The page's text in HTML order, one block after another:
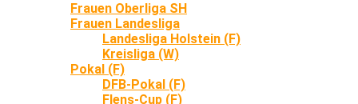
Frauen Oberliga SH
Frauen Landesliga
Landesliga Holstein (F)
Kreisliga (W)
Pokal (F)
DFB-Pokal (F)
Flens-Cup (F)